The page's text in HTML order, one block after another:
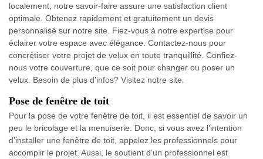
localement, notre savoir-faire assure une satisfaction client
optimale. Obtenez rapidement et gratuitement un devis
personnalisé sur notre site. Fiez-vous à notre expertise pour
éclairer votre espace avec élégance. Contactez-nous pour
concrétiser votre projet de velux en toute tranquillité. Confiez-
nous votre couverture, que ce soit pour changer ou poser un
velux. Besoin de plus d'infos? Visitez notre site.
Pose de fenêtre de toit
Pour la pose de votre fenêtre de toit, il est essentiel de savoir un
peu le bricolage et la menuiserie. Donc, si vous avez l’intention
d’installer une fenêtre de toit, appelez les professionnels pour
accomplir le projet. Aussi, le soutient d’un professionnel est